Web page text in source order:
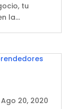
tu
la...
Ago 20, 2020